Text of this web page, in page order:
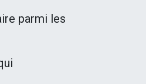
parmi les